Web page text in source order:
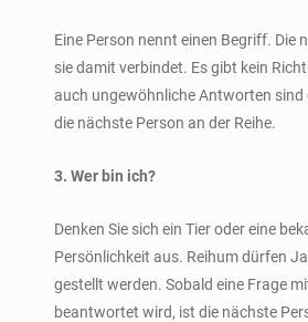
Eine Person nennt einen Begriff. Die
sie damit verbindet. Es gibt kein
auch ungewöhnliche Antworten sind
die nächste Person an der Reihe.
3. Wer bin ich?
Denken Sie sich ein Tier oder eine
Persönlichkeit aus. Reihum dürfen
gestellt werden. Sobald eine Frage
beantwortet wird, ist die nächste